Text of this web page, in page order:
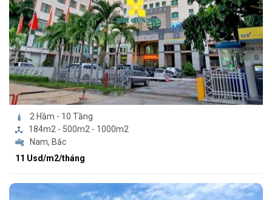
2 Hầm - 10 Tầng
184m2 - 500m2 - 1000m2
Nam, Bắc
11 Usd/m2/tháng